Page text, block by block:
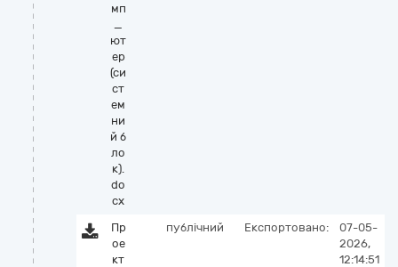
мп
_
ют
ер
(си
ст
ем
ни
й б
ло
к).
do
cx
Пр
ое
кт
публічний Експортовано:
07-05-
2026,
12:14:51